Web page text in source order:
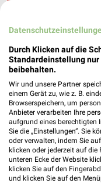
39326
Heute
Lübecker
39124
Heute
126,80
Durch Klicken auf die
Standardeinstellung
beibehalten.
Wir und unsere Partner
einem Gerät zu, wie z. B.
Browserspeichern, um
Anbieter verarbeiten Ihre
aufgrund eines berechtigten
Sie die „Einstellungen“. Sie
oder verwalten, indem Sie
klicken oder jederzeit auf
unteren Ecke der Website
klicken Sie auf den
und klicken Sie auf den